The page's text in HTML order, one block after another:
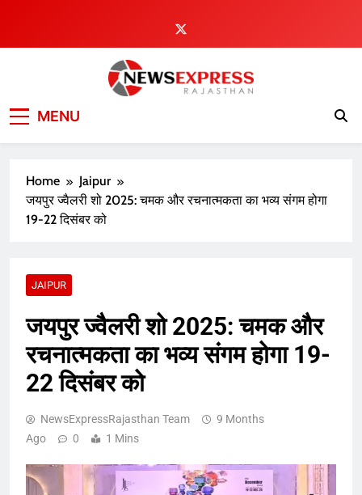
content
MENU
Home
Jaipur
जयपुर ज्वैलरी शो 2025: चमक और रचनात्मकता का भव्य संगम होगा
19-22 दिसंबर को
JAIPUR
जयपुर ज्वैलरी शो 2025: चमक और
रचनात्मकता का भव्य संगम होगा 19-
22 दिसंबर को
NewsExpressRajasthan Team
9 Months
Ago
0 1 Mins